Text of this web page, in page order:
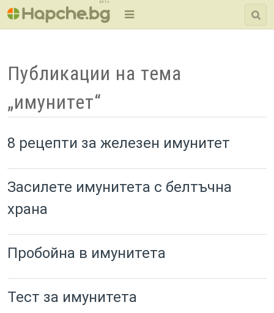
BETA
Публикации на тема
„имунитет“
8 рецепти за железен имунитет
Засилете имунитета с белтъчна
храна
Пробойна в имунитета
Тест за имунитета